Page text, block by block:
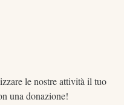
le nostre attività il tuo
una donazione!